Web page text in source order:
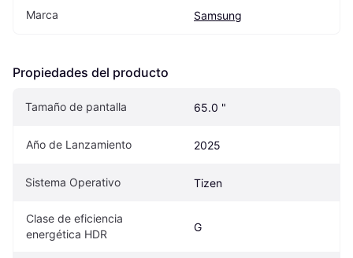
Marca Samsung
Propiedades del producto
Tamaño de pantalla 65.0 "
Año de Lanzamiento 2025
Sistema Operativo Tizen
Clase de eficiencia
energética HDR
G